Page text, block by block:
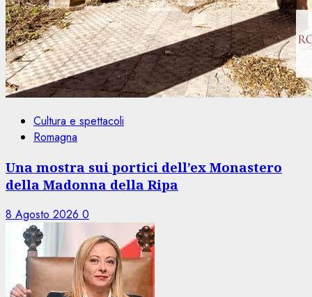
Cultura e spettacoli
Romagna
Una mostra sui portici dell’ex Monastero
della Madonna della Ripa
8 Agosto 2026 0